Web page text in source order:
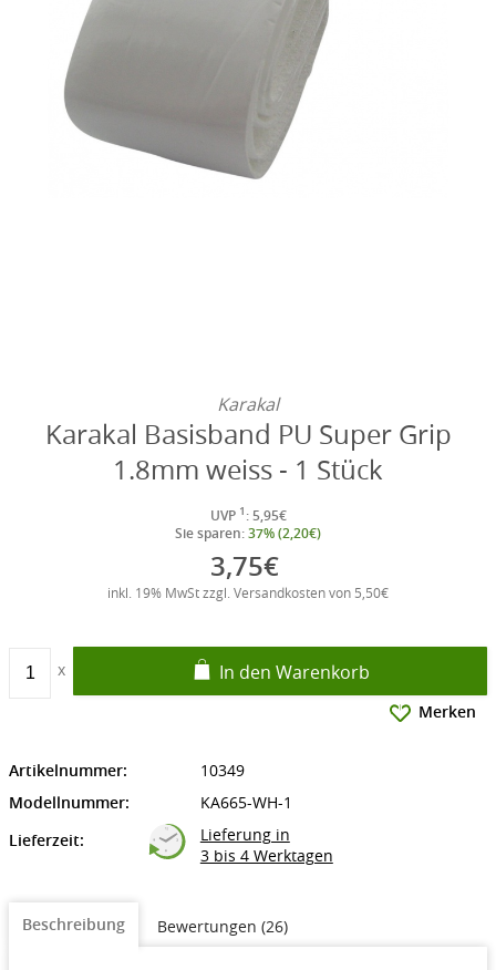
Karakal
Karakal Basisband PU Super Grip
1.8mm weiss - 1 Stück
UVP 1 : 5,95€
Sie sparen:37% (2,20€)
3,75€
inkl. 19% MwSt zzgl. Versandkosten von 5,50€
In den Warenkorb
Merken
Artikelnummer:
10349
Modellnummer:
KA665-WH-1
Lieferzeit:
Lieferung in
3 bis 4 Werktagen
Beschreibung Bewertungen (26)